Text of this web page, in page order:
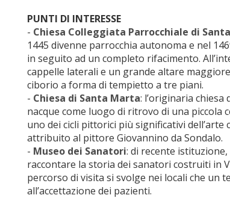
PUNTI DI INTERESSE
- Chiesa Colleggiata Parrocchiale di
1445 divenne parrocchia autonoma e nel
in seguito ad un completo rifacimento.
cappelle laterali e un grande altare
ciborio a forma di tempietto a tre piani.
- Chiesa di Santa Marta: l’originaria chiesa
nacque come luogo di ritrovo di una piccola
uno dei cicli pittorici più significativi dell’arte
attribuito al pittore Giovannino da Sondalo.
- Museo dei Sanatori: di recente
raccontare la storia dei sanatori costruiti in
percorso di visita si svolge nei locali che un
all’accettazione dei pazienti.